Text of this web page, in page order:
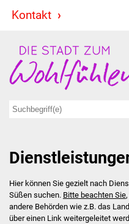
Kontakt
Hier können Sie gezielt nach
Süßen suchen. Bitte beachten Sie
andere Behörden wie z.B. das
über einen Link weitergeleitet